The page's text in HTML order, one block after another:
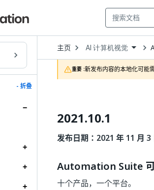
- 折叠
主页 Open
Dropdown
to
choose
product
AI 计算机视觉
重要 :新发布内容的本地化可能
2021.10.1
发布日期：2021 年 11 月 3
Automation Suite
十个产品，一个平台。